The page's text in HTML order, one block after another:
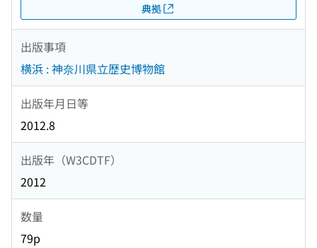
典拠
出版事項
横浜 : 神奈川県立歴史博物館
出版年月日等
2012.8
出版年（W3CDTF）
2012
数量
79p